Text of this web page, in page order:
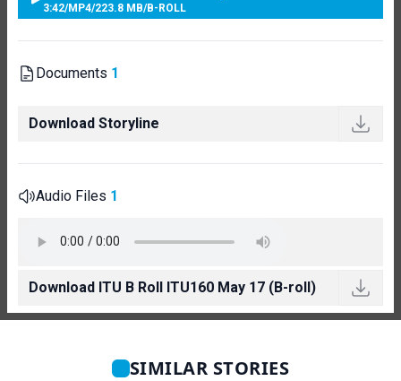
3:42/MP4/223.8 MB/B-ROLL
Documents 1
Download Storyline
Audio Files 1
Download ITU B Roll ITU160 May 17 (B-roll)
SIMILAR STORIES